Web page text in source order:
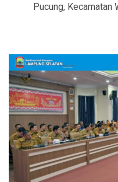
Pucung, Kecamatan